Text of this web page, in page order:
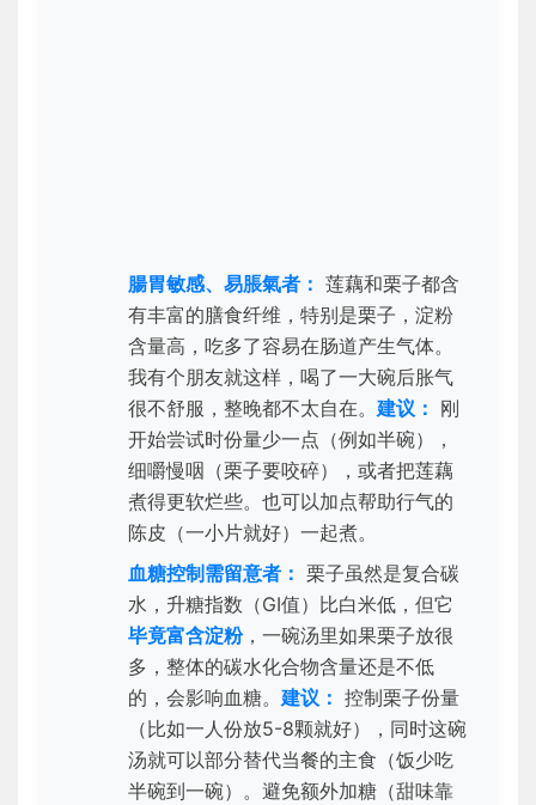
腸胃敏感、易脹氣者： 莲藕和栗子都含
有丰富的膳食纤维，特别是栗子，淀粉
含量高，吃多了容易在肠道产生气体。
我有个朋友就这样，喝了一大碗后胀气
很不舒服，整晚都不太自在。 建议： 刚
开始尝试时份量少一点（例如半碗），
细嚼慢咽（栗子要咬碎），或者把莲藕
煮得更软烂些。也可以加点帮助行气的
陈皮（一小片就好）一起煮。
血糖控制需留意者： 栗子虽然是复合碳
水，升糖指数（GI值）比白米低，但它
毕竟富含淀粉，一碗汤里如果栗子放很
多，整体的碳水化合物含量还是不低
的，会影响血糖。 建议： 控制栗子份量
（比如一人份放5-8颗就好），同时这碗
汤就可以部分替代当餐的主食（饭少吃
半碗到一碗）。避免额外加糖（甜味靠